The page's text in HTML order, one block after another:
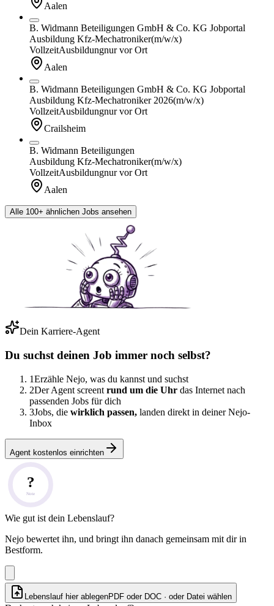
Aalen
B. Widmann Beteiligungen GmbH & Co. KG Jobportal
Ausbildung Kfz-Mechatroniker(m/w/x)
VollzeitAusbildungnur vor Ort
Aalen
B. Widmann Beteiligungen GmbH & Co. KG Jobportal
Ausbildung Kfz-Mechatroniker 2026(m/w/x)
VollzeitAusbildungnur vor Ort
Crailsheim
B. Widmann Beteiligungen
Ausbildung Kfz-Mechatroniker(m/w/x)
VollzeitAusbildungnur vor Ort
Aalen
Alle 100+ ähnlichen Jobs ansehen
Dein Karriere-Agent
Du suchst deinen Job immer noch selbst?
1Erzähle Nejo, was du kannst und suchst
2Der Agent screent rund um die Uhr das Internet nach
passenden Jobs für dich
3Jobs, die wirklich passen, landen direkt in deiner Nejo-
Inbox
Agent kostenlos einrichten
?
Note
Wie gut ist dein Lebenslauf?
Nejo bewertet ihn, und bringt ihn danach gemeinsam mit dir in
Bestform.
Lebenslauf hier ablegenPDF oder DOC · oder Datei wählen